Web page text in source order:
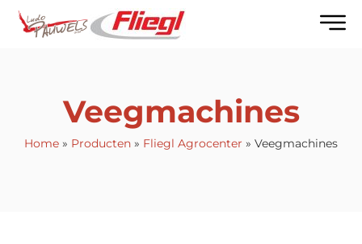
Veegmachines
Home » Producten » Fliegl Agrocenter » Veegmachines